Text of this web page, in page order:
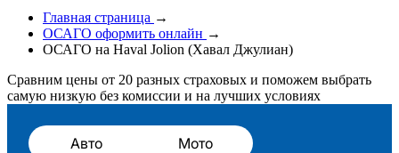
Главная страница →
ОСАГО оформить онлайн →
ОСАГО на Haval Jolion (Хавал Джулиан)
Сравним цены от 20 разных страховых и поможем выбрать
самую низкую без комиссии и на лучших условиях